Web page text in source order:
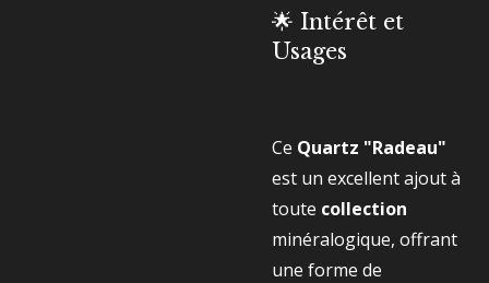
🌟 Intérêt et
Usages
Ce Quartz "Radeau"
est un excellent ajout à
toute collection
minéralogique, offrant
une forme de